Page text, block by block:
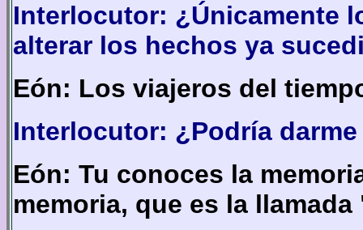
Interlocutor: ¿Únicamente
alterar los hechos ya
Eón: Los viajeros del
Interlocutor: ¿Podría
Eón: Tu conoces la
memoria, que es la